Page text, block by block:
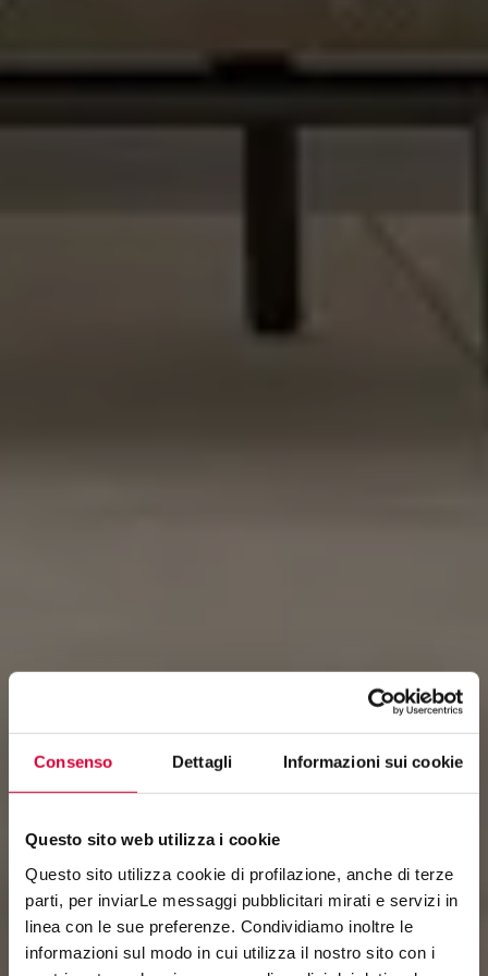
Consenso Dettagli Informazioni sui cookie
Questo sito web utilizza i cookie
Questo sito utilizza cookie di profilazione, anche di terze
parti, per inviarLe messaggi pubblicitari mirati e servizi in
linea con le sue preferenze. Condividiamo inoltre le
informazioni sul modo in cui utilizza il nostro sito con i
GEO